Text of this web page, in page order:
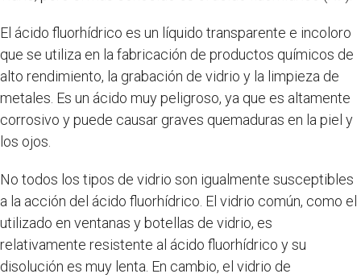
El ácido fluorhídrico es un líquido transparente e incoloro
que se utiliza en la fabricación de productos químicos de
alto rendimiento, la grabación de vidrio y la limpieza de
metales. Es un ácido muy peligroso, ya que es altamente
corrosivo y puede causar graves quemaduras en la piel y
los ojos.
No todos los tipos de vidrio son igualmente susceptibles
a la acción del ácido fluorhídrico. El vidrio común, como el
utilizado en ventanas y botellas de vidrio, es
relativamente resistente al ácido fluorhídrico y su
disolución es muy lenta. En cambio, el vidrio de